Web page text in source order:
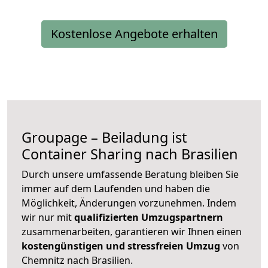
Kostenlose Angebote erhalten
Groupage – Beiladung ist
Container Sharing nach Brasilien
Durch unsere umfassende Beratung bleiben Sie
immer auf dem Laufenden und haben die
Möglichkeit, Änderungen vorzunehmen. Indem
wir nur mitqualifizierten Umzugspartnern
zusammenarbeiten, garantieren wir Ihnen einen
kostengünstigen und stressfreien Umzug von
Chemnitz nach Brasilien.